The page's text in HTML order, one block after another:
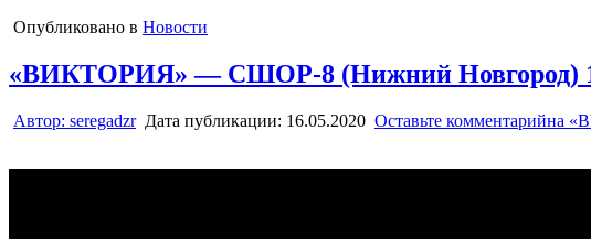
Опубликовано в Новости
«ВИКТОРИЯ» — СШОР-8 (Нижний Новгород)
Автор: seregadzr Дата публикации: 16.05.2020 Оставьте комментарийна